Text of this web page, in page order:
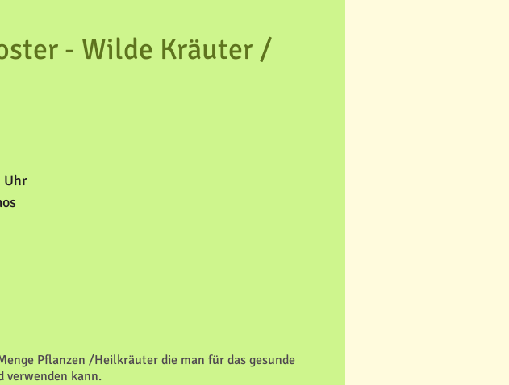
- Wilde Kräuter /
Uhr
Pflanzen /Heilkräuter die man für das gesunde
verwenden kann.